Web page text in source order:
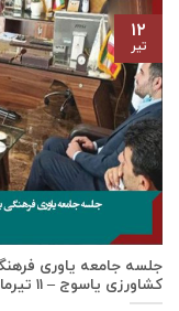
جلسه جامعه یاوری
كشاورزی ياسوج – ۱۱ تیرماه ۱۳۹۹
۱۲
تیر